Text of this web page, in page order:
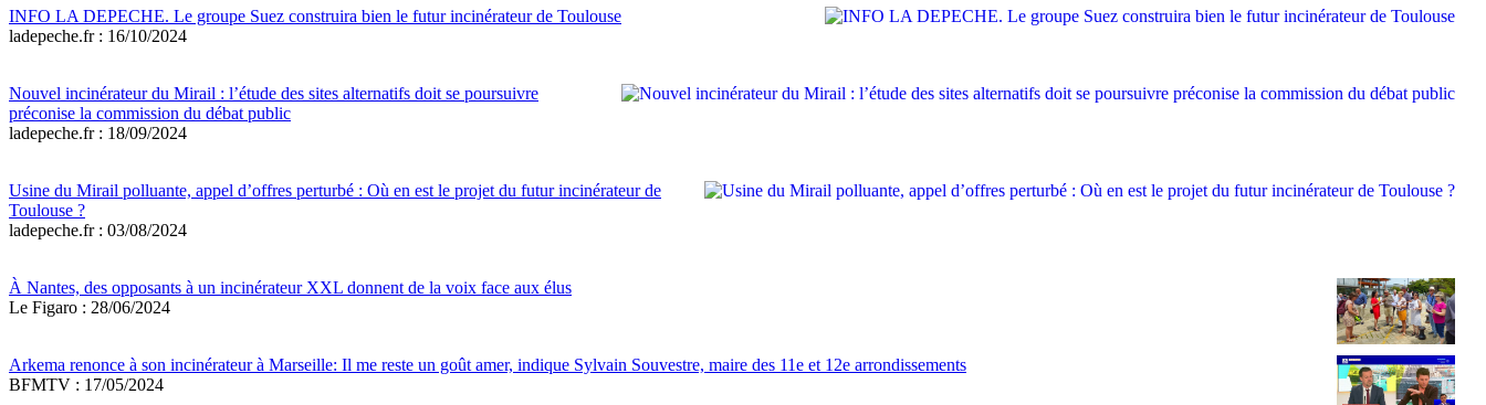
INFO LA DEPECHE. Le groupe Suez construira bien le futur incinérateur de Toulouse
ladepeche.fr : 16/10/2024
Nouvel incinérateur du Mirail : l’étude des sites alternatifs doit se poursuivre
préconise la commission du débat public
ladepeche.fr : 18/09/2024
Usine du Mirail polluante, appel d’offres perturbé : Où en est le projet du futur incinérateur de
Toulouse ?
ladepeche.fr : 03/08/2024
À Nantes, des opposants à un incinérateur XXL donnent de la voix face aux élus
Le Figaro : 28/06/2024
Arkema renonce à son incinérateur à Marseille: Il me reste un goût amer, indique Sylvain Souvestre, maire des 11e et 12e arrondissements
BFMTV : 17/05/2024